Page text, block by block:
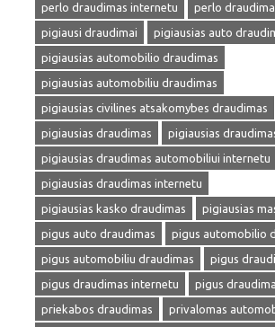
perlo draudimas internetu
perlo
pigiausi draudimai
pigiausias auto
pigiausias automobilio draudimas
pigiausias automobiliu draudimas
pigiausias civilines atsakomybes draudimas
pigiausias draudimas
pigiausias
pigiausias draudimas automobiliui internetu
pigiausias draudimas internetu
pigiausias kasko draudimas
pigiausias
pigus auto draudimas
pigus automobilio
pigus automobiliu draudimas
pigus
pigus draudimas internetu
pigus
priekabos draudimas
privalomas